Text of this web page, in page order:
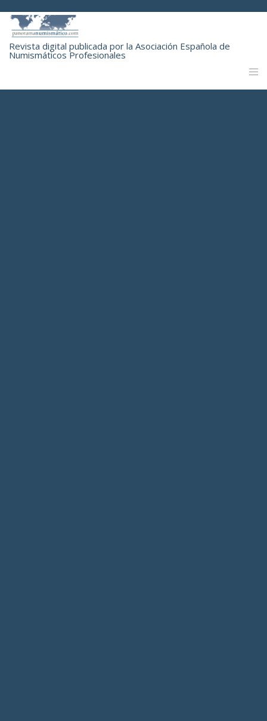
Revista digital publicada por la Asociación Española de
Numismáticos Profesionales